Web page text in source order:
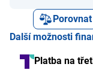
Porovnat
Další možnosti
Platba na